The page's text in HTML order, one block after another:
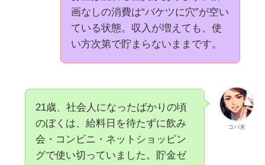
画なしの消費は“バケツに穴”が空い
ている状態。収入が増えても、使
い方次第で貯まらないままです。
コバ夫
21歳、社会人になったばかりの頃
のぼくは、給料日を待たずに飲み
会・コンビニ・ネットショッピン
グで使い切っていました。貯金ゼ